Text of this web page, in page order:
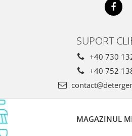
Coafura
SUPORT
+40 730
+40 752
MAGAZINUL